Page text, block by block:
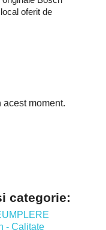
oferit de
moment.
categorie: